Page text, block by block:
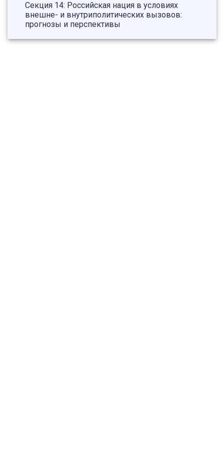
Секция 14: Российская нация в условиях
внешне- и внутриполитических вызовов:
прогнозы и перспективы